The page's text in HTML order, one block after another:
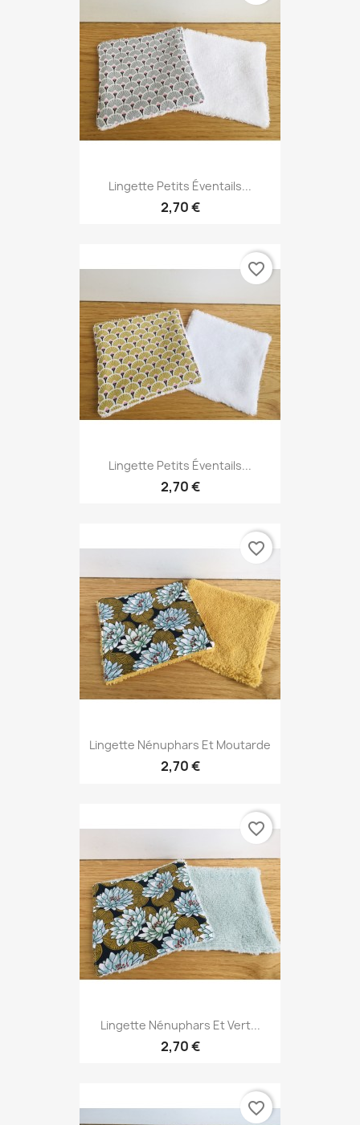
Lingette Petits Éventails...
2,70 €
Lingette Petits Éventails...
2,70 €
favorite_border
Lingette Nénuphars Et Moutarde
2,70 €
favorite_border
Lingette Nénuphars Et Vert...
2,70 €
favorite_border
favorite_border